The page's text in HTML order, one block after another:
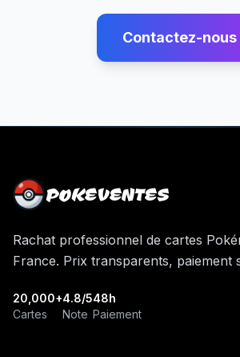
Contactez-nous
POKEVENTES
Rachat professionnel de cartes
France. Prix transparents, paiement
20,000+
Cartes
4.8/5
Note
48h
Paiement